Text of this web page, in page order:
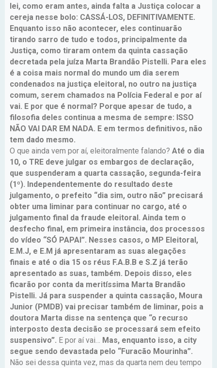
lei, como eram antes, ainda falta a Justiça colocar a
cereja nesse bolo: CASSÁ-LOS, DEFINITIVAMENTE.
Enquanto isso não acontecer, eles continuarão
tirando sarro de tudo e todos, principalmente da
Justiça, como tiraram ontem da quinta cassação
decretada pela juíza Marta Brandão Pistelli. Para eles
é a coisa mais normal do mundo um dia serem
condenados na justiça eleitoral, no outro na justiça
comum, serem chamados na Polícia Federal e por aí
vai. E por que é normal? Porque apesar de tudo, a
filosofia deles continua a mesma de sempre: ISSO
NÃO VAI DAR EM NADA. E em termos definitivos, não
tem dado mesmo.
O que ainda vem por aí, eleitoralmente falando? Até o dia
10, o TRE deve julgar os embargos de declaração,
que suspenderam a quarta cassação, segunda-feira
(1º). Independentemente do resultado deste
julgamento, o prefeito “dia sim, outro não” precisará
obter uma liminar para continuar no cargo, até o
julgamento final da fraude eleitoral. Ainda tem o
desfecho final, em primeira instância, dos processos
do vídeo “SÓ PAPAI”. Nesses casos, o MP Eleitoral,
E.M.J, e E.M já apresentaram as suas alegações
finais e até o dia 15 os réus F.A.B.B e S.Z já terão
apresentado as suas, também. Depois disso, eles
ficarão por conta da meritíssima Marta Brandão
Pistelli. Já para suspender a quinta cassação, Moura
Junior (PMDB) vai precisar também de liminar, pois a
doutora Marta disse na sentença que “o recurso
interposto desta decisão se processará sem efeito
suspensivo”. E por aí vai… Mas, enquanto isso, a city
segue sendo devastada pelo “Furacão Mourinha”.
Não sei dessa quinta vez, mas da quarta nem deu tempo